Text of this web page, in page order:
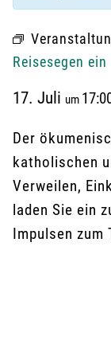
Reisesegen ein
17. Juli um
Der
katholischen
Verweilen,
laden Sie ein
Impulsen zum